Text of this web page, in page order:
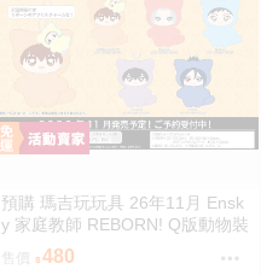
預購 瑪吉玩玩具 26年11月 Ensk
y 家庭教師 REBORN! Q版動物裝
珠鍊布偶吊飾 娃娃 5款分售 0814
售價 480